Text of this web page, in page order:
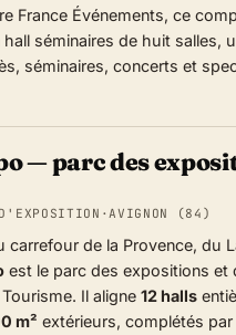
France Événements, ce
séminaires de huit salles,
séminaires, concerts et
— parc des
·AVIGNON (84)
carrefour de la Provence, du
est le parc des expositions et
Il aligne 12 halls
m² extérieurs, complétés